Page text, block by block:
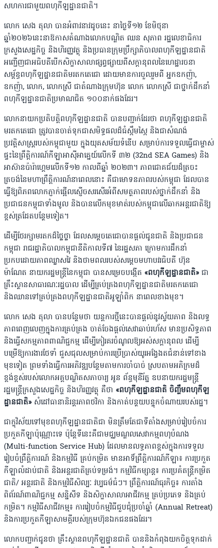
សហការជាមួយពហុកីឡដ្ឋានជាតិ។
លោក សេង តុលា បានអំពាវនាវដូចនេះ នាថ្ងៃទី១២ ខែមិថុនា
ឆ្នាំ២០២៦នេះនាឱកាសតំណាងលោកបណ្ឌិត ឈន សុភាព រដ្ឋលេខាធិការ
ក្រសួងសេដ្ឋកិច្ច និងហិរញ្ញវត្ថុ និងប្រធានក្រុមប្រឹក្សាភិបាលពហុកីឡដ្ឋានជាតិ
អញ្ជើញជាអធិបតីបើកសិក្ខាសាលាផ្សព្វផ្សាយពីសក្ដានុពលនៃហេដ្ឋារចនា
សម្ព័ន្ធពហុកីឡដ្ឋានជាតិមរតកតេជោ ដោយមានការចួលរួមពី អ្នកឧកញ៉ា,
ឧកញ៉ា, លោក, លោកស្រី ជាតំណាងក្រុមហ៊ុន លោក លោកស្រី ជាថ្នាក់ដឹកនាំ
ពហុកីឡដ្ឋានជាតិប្រមាណជិត ១០០នាក់ផងដែរ។
លោកនាយកប្រតិបត្តិពហុកីឡដ្ឋានជាតិ បានបញ្ជាក់ដែរថា ពហុកីឡដ្ឋានជាតិ
មរតកតេជោ ត្រូវបានចាត់ទុកជាសមិទ្ធផលដ៏ធំស្កឹមស្កៃ និងជាសំណង់
ប្រវត្តិសាស្ត្ររបស់កម្ពុជាមួយ ក្នុងយុគសម័យទំនើប សម្រាប់ការទទួលធ្វើជាម្ចាស់
ផ្ទះនៃព្រឹត្ដិការណ៍កីឡាអាស៊ីអាគ្នេយ៍លើកទី ៣២ (32nd SEA Games) និង
អាស៊ានប៉ារ៉ាហ្គេមលើកទី១២ កាលពីឆ្នាំ ២០២៣។ ភាពជោគជ័យដ៏ត្រចះ
ត្រចង់នៃមហាព្រឹត្ដិការណ៍នាពេលនោះ គឺជាមោទនភាពរបស់កម្ពុជា ដែលបាន
ធ្វើឱ្យពិភពលោកភ្ញាក់ផ្អើលស្ញើចសរសើរអំពីសមត្ថភាពរបស់ថ្នាក់ដឹកនាំ និង
ប្រជាជនកម្ពុជាទាំងមូល និងបានលើកមុខមាត់របស់កម្ពុជាលើឆាកអន្តរជាតិឱ្យ
ខ្ពស់ត្រដែតបន្ថែមទៀត។
ដើម្បីថែរក្សាមរតកដ៏ថ្លៃថ្លា ដែលសម្តេចតេជោបានផ្តល់ជូនជាតិ និងប្រជាជន
កម្ពុជា រាជរដ្ឋាភិបាលកម្ពុជានីតិកាលទី៧ នៃរដ្ឋសភា ក្រោមការដឹកនាំ
ប្រកបដោយភាពឈ្លាសវៃ និងថាមពលរបស់សម្តេចមហាបវរធិបតី ហ៊ុន
ម៉ាណែត នាយករដ្ឋមន្ត្រីនៃកម្ពុជា បានសម្រេចបង្កើត «ពហុកីឡដ្ឋានជាតិ» ជា
គ្រឹះស្ថានសាធារណៈរដ្ឋបាល ដើម្បីគ្រប់គ្រងពហុកីឡដ្ឋានជាតិមរតកតេជោ
និងឈានទៅគ្រប់គ្រងពហុកីឡដ្ឋានជាតិអូឡាំពិក នាពេលខាងមុខ។
លោក សេង តុលា បានបន្ថែមថា យន្តការថ្មីនេះបានផ្តល់នូវស្វ័យភាព និងលទ្ធ
ភាពពេញលេញក្នុងការគ្រប់គ្រង ចាត់ចែងផ្តល់សេវាឆាប់រហ័ស មានប្រសិទ្ធភាព
និងធ្វើសកម្មភាពពាណិជ្ជកម្ម ដើម្បីកៀរគរចំណូលឱ្យអស់សក្តានុពល ដើម្បី
បម្រើឱ្យការងារថែទាំ ជួសជុលសម្រាប់ការប្រើប្រាស់យូរអង្វែងតជំនាន់ទៅខាង
មុខទៀត ព្រមទាំងធ្វើការអភិវឌ្ឍបន្ថែមតាមការចាំបាច់ ស្របតាមអភិក្រមដ៏
ខ្ពង់ខ្ពស់របស់លោកអគ្គបណ្ឌិតសភាចារ្យ អូន ព័ន្ធមុនីរ័ត្ន ឧបនាយករដ្ឋមន្ដ្រី
រដ្ឋមន្ដ្រីក្រសួងសេដ្ឋកិច្ច និងហិរញ្ញវត្ថុ គឺថា «ពហុកីឡដ្ឋានជាតិ ចិញ្ចឹមពហុកីឡ
ដ្ឋានជាតិ» សំដៅធានានិរន្តរភាពថវិកា និងកាត់បន្ថយបន្ទុកចំណាយរបស់រដ្ឋ។
ជាក្ខុវិស័យទៅមុខពហុកីឡដ្ឋានជាតិជា មិនត្រឹមតែជាទីតាំងសម្រាប់រៀបចំការ
ប្រកួតកីឡាប៉ុណ្ណោះទេ ប៉ុន្តែទីនេះគឺជាមជ្ឈមណ្ឌលសេវាកម្មពហុបំណង
(Multi-function Service Hub) ដែលមានលទ្ធភាពខ្ពស់ក្នុងការទទួល
រៀបចំព្រឹត្តិការណ៍ និងកម្មវិធី គ្រប់កម្រិត មានអាទិ៍ព្រឹត្តិការណ៍កីឡា៖ ការប្រកួត
កីឡាលំដាប់ជាតិ និងអន្តរជាតិគ្រប់ទម្រង់។ កម្មវិធីកម្សាន្ត៖ ការប្រគំតន្ត្រីកម្រិត
ជាតិ/ អន្តរជាតិ និងកម្មវិធីសិល្បៈ វប្បធម៌ធំៗ។ ព្រឹត្តិការណ៍ធុរកិច្ច៖ ការតាំង
ពិព័រណ៍ពាណិជ្ជកម្ម សន្និសីទ និងសិក្ខាសាលាអាជីវកម្ម គ្រប់ប្រភេទ និងគ្រប់
កម្រិត។ កម្មវិធីសាជីវកម្ម៖ ការរៀបចំកម្មវិធីជួបជុំប្រចាំឆ្នាំ (Annual Retreat)
និងការប្រកួតកីឡាសាមគ្គីរបស់ក្រុមហ៊ុនឯកជនផងដែរ។
លោកបញ្ជាក់ជូនថា គ្រឹះស្ថានពហុកីឡដ្ឋានជាតិ បាននិងកំពុងយកចិត្តទុកដាក់